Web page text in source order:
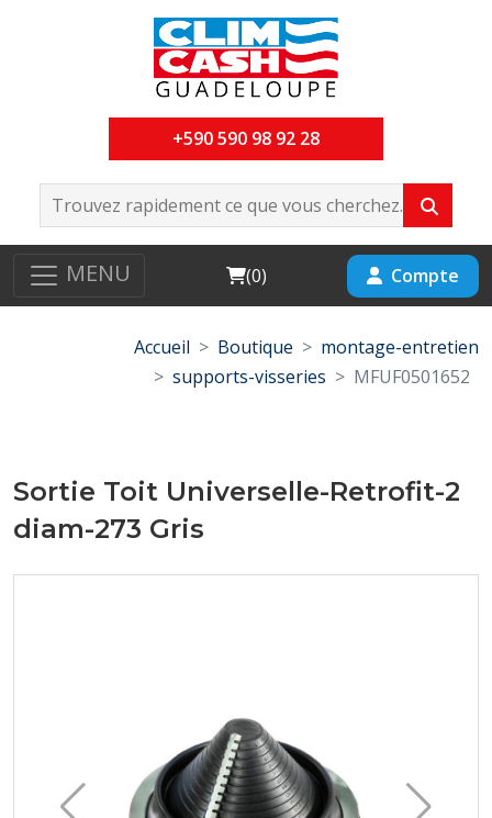
+590 590 98 92 28
MENU Cart
(0) Compte
Accueil Boutique
montage-entretien
supports-visseries
MFUF0501652
Sortie Toit Universelle-Retrofit-2
diam-273 Gris